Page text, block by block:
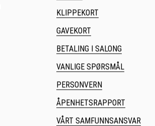
KLIPPEKORT
GAVEKORT
BETALING I SALONG
VANLIGE SPØRSMÅL
PERSONVERN
ÅPENHETSRAPPORT
VÅRT SAMFUNNSANSVAR